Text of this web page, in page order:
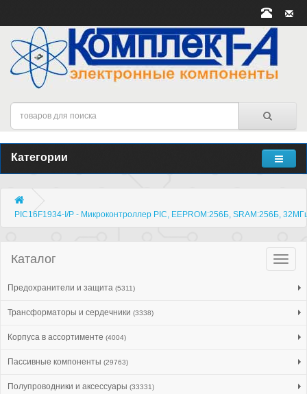
Категории
PIC16F1934-I/P - Микроконтроллер PIC, EEPROM:256Б, SRAM:256Б,
Каталог
Предохранители и защита (5311)
Трансформаторы и сердечники (3338)
Корпуса в ассортименте (4004)
Пассивные компоненты (29763)
Полупроводники и аксессуары (33331)